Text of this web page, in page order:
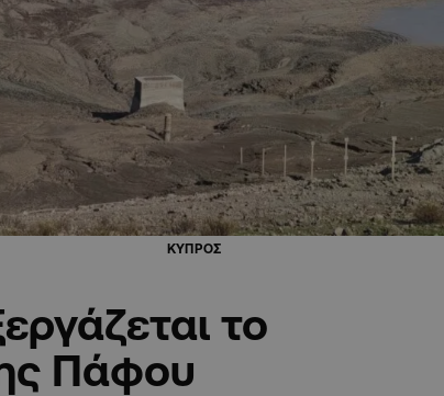
ΚΥΠΡΟΣ
το
Πάφου